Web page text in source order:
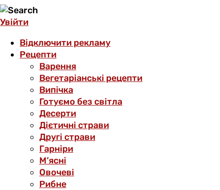
Увійти
Відключити рекламу
Рецепти
Варення
Вегетаріанські рецепти
Випічка
Готуємо без світла
Десерти
Дієтичні страви
Другі страви
Гарніри
М’ясні
Овочеві
Рибне